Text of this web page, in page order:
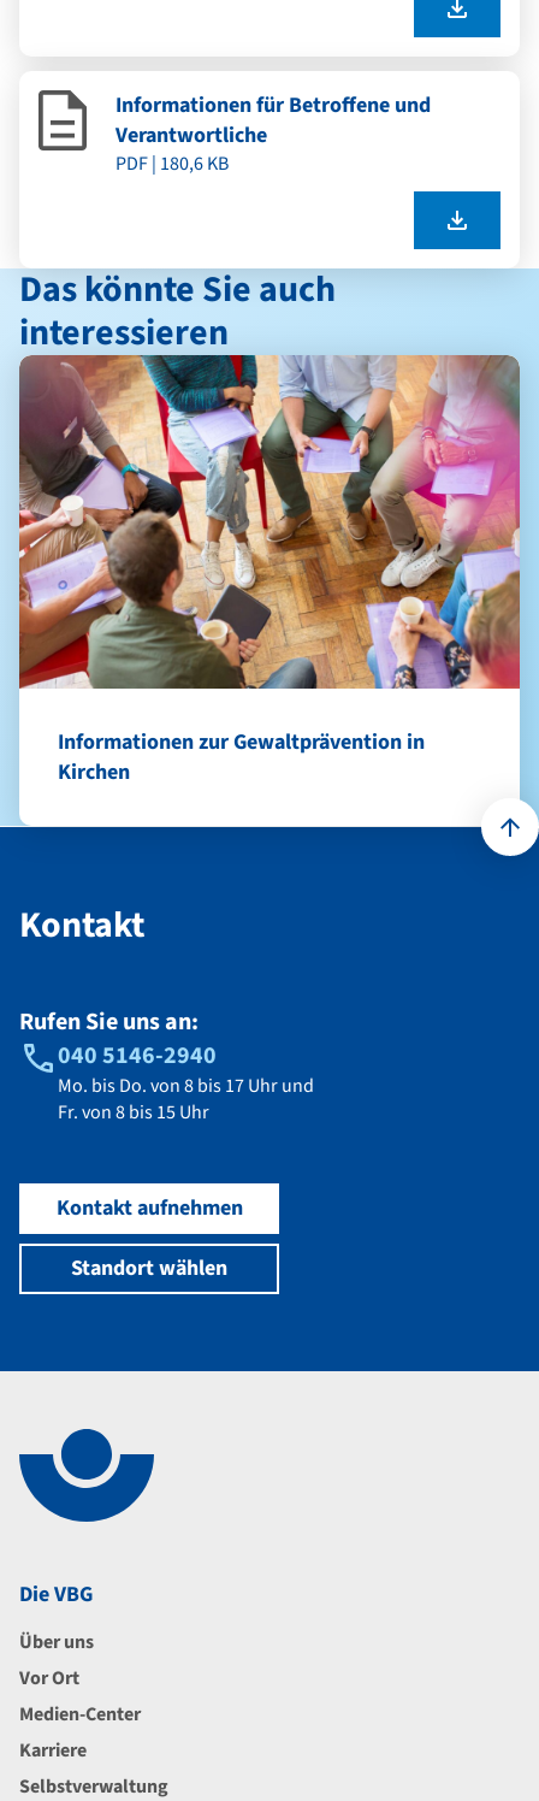
Informationen für Betroffene und
Verantwortliche
PDF | 180,6 KB
Das könnte Sie auch
interessieren
Informationen zur Gewaltprävention in
Kirchen
Kontakt
Rufen Sie uns an:
040 5146-2940
Mo. bis Do. von 8 bis 17 Uhr und
Fr. von 8 bis 15 Uhr
Kontakt aufnehmen
Standort wählen
Die VBG
Über uns
Vor Ort
Medien-Center
Karriere
Selbstverwaltung